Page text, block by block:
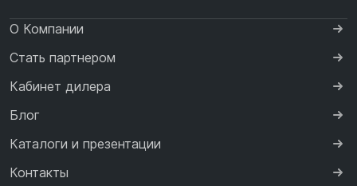
О Компании
Стать партнером
Кабинет дилера
Блог
Каталоги и презентации
Контакты